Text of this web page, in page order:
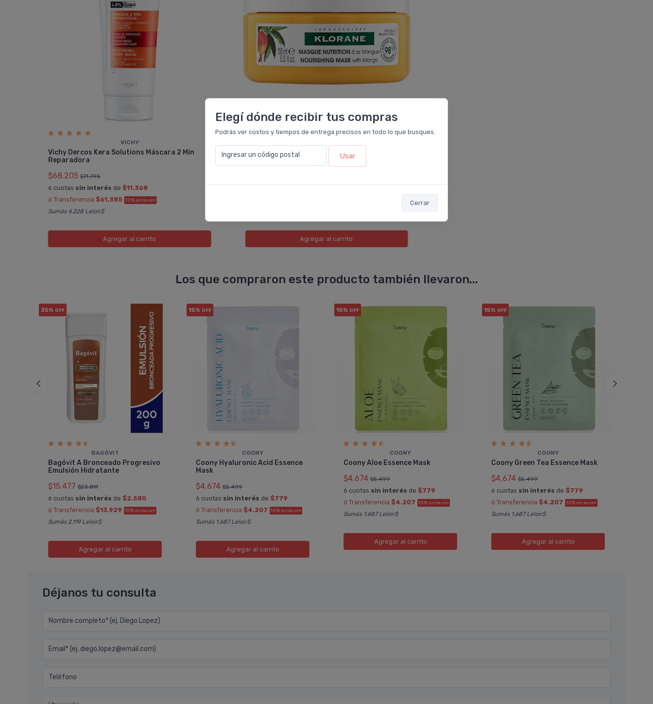
Elegí dónde recibir tus compras
Podrás ver costos y tiempos de entrega precisos en todo lo que busques.
Ingresar un código postal Usar
Cerrar
VICHY
Vichy Dercos Kera Solutions Máscara 2 Min
Reparadora
$68.205 $71.795
6 cuotas sin interés de $11.368
ó Transferencia $61.385 10% EXTRA OFF
Sumás 4.228 Leloir$
Agregar al carrito
Klorane Mango Mascarilla Reparadora Cabello
Agregar al carrito
Los que compraron este producto también llevaron...
35% OFF
BAGÓVIT
Bagóvit A Bronceado Progresivo
Emulsión Hidratante
$15.477 $23.811
6 cuotas sin interés de $2.580
ó Transferencia $13.929 10% EXTRA OFF
Sumás 2.119 Leloir$
Agregaral carrito
15% OFF
COONY
Coony Hyaluronic Acid Essence
Mask
$4.674 $5.499
6 cuotas sin interés de $779
ó Transferencia $4.207 10% EXTRA OFF
Sumás 1.687 Leloir$
Agregaral carrito
15% OFF
COONY
Coony Aloe Essence Mask
$4.674 $5.499
6 cuotas sin interés de $779
ó Transferencia $4.207 10% EXTRA OFF
Sumás 1.687 Leloir$
Agregaral carrito
15% OFF
COONY
Coony Green Tea Essence Mask
$4.674 $5.499
6 cuotas sin interés de $779
ó Transferencia $4.207 10% EXTRA OFF
Sumás 1.687 Leloir$
Agregaral carrito
Déjanos tu consulta
Nombre completo* (ej. Diego Lopez)
Email* (ej. diego.lopez@email.com)
Teléfono